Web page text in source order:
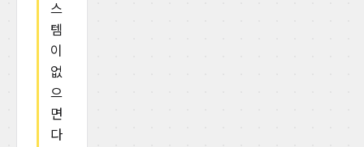
스
템
이
없
으
면
다